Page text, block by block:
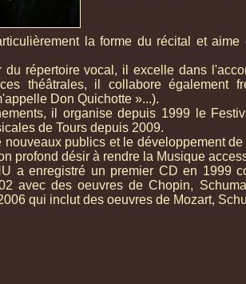
la forme du récital et
du répertoire vocal, il excelle dans
théâtrales, il collabore également
Don Quichotte »...).
il organise depuis 1999 le
de Tours depuis 2009.
nouveaux publics et le développement
profond désir à rendre la Musique
a enregistré un premier CD en 1999
avec des oeuvres de Chopin,
qui inclut des oeuvres de Mozart,